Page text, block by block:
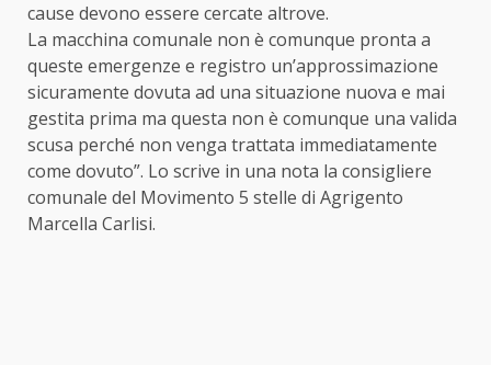
cause devono essere cercate altrove.
La macchina comunale non è comunque pronta a
queste emergenze e registro un’approssimazione
sicuramente dovuta ad una situazione nuova e mai
gestita prima ma questa non è comunque una valida
scusa perché non venga trattata immediatamente
come dovuto”. Lo scrive in una nota la consigliere
comunale del Movimento 5 stelle di Agrigento
Marcella Carlisi.